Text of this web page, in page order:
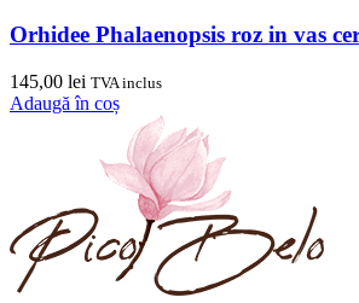
Orhidee Phalaenopsis roz in vas
145,00 lei TVA inclus
Adaugă în coș